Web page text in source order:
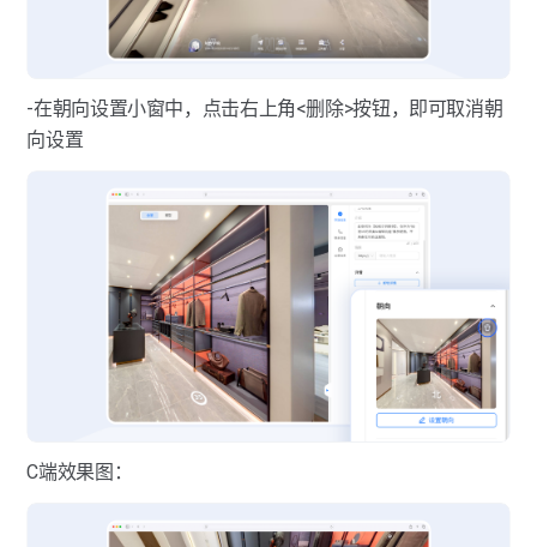
-在朝向设置小窗中，点击右上角<删除>按钮，即可取消朝
向设置
C端效果图：